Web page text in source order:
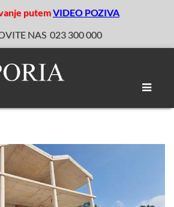
putemVIDEO POZIVA
NAS 023 300 000
Toggle